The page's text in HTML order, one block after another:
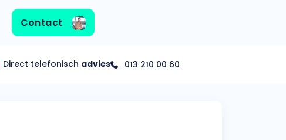
Contact
Direct telefonisch advies 013 210 00 60